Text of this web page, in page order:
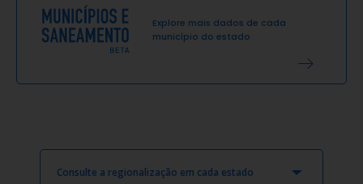
Explore mais dados de cada
município do estado
Consulte a regionalização em cada estado